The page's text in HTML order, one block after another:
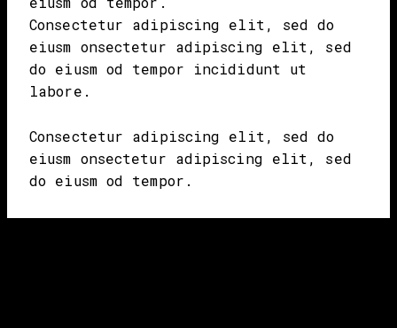
Consectetur adipiscing elit, sed do
eiusm onsectetur adipiscing elit, sed
do eiusm od tempor incididunt ut
labore.
Consectetur adipiscing elit, sed do
eiusm onsectetur adipiscing elit, sed
do eiusm od tempor.